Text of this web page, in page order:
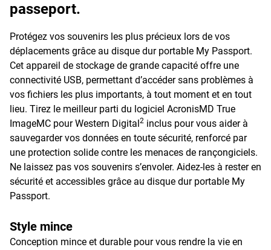
passeport.
Protégez vos souvenirs les plus précieux lors de vos
déplacements grâce au disque dur portable My Passport.
Cet appareil de stockage de grande capacité offre une
connectivité USB, permettant d’accéder sans problèmes à
vos fichiers les plus importants, à tout moment et en tout
lieu. Tirez le meilleur parti du logiciel AcronisMD True
ImageMC pour Western Digital2 inclus pour vous aider à
sauvegarder vos données en toute sécurité, renforcé par
une protection solide contre les menaces de rançongiciels.
Ne laissez pas vos souvenirs s’envoler. Aidez-les à rester en
sécurité et accessibles grâce au disque dur portable My
Passport.
Style mince
Conception mince et durable pour vous rendre la vie en